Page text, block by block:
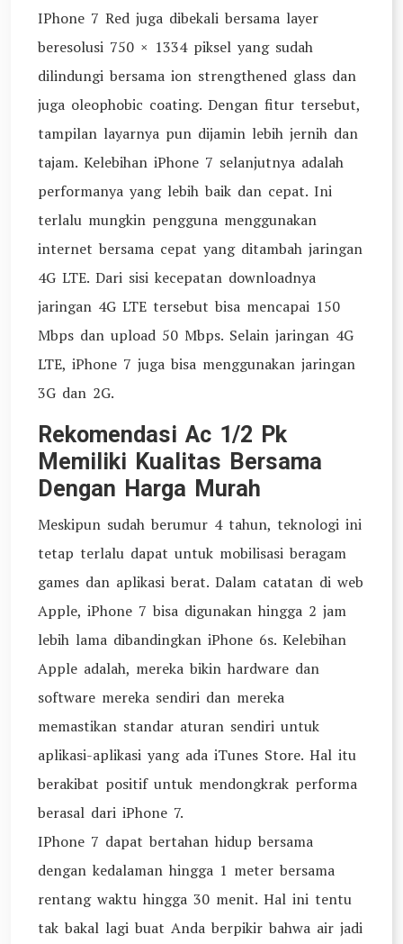
IPhone 7 Red juga dibekali bersama layer
beresolusi 750 × 1334 piksel yang sudah
dilindungi bersama ion strengthened glass dan
juga oleophobic coating. Dengan fitur tersebut,
tampilan layarnya pun dijamin lebih jernih dan
tajam. Kelebihan iPhone 7 selanjutnya adalah
performanya yang lebih baik dan cepat. Ini
terlalu mungkin pengguna menggunakan
internet bersama cepat yang ditambah jaringan
4G LTE. Dari sisi kecepatan downloadnya
jaringan 4G LTE tersebut bisa mencapai 150
Mbps dan upload 50 Mbps. Selain jaringan 4G
LTE, iPhone 7 juga bisa menggunakan jaringan
3G dan 2G.
Rekomendasi Ac 1/2 Pk
Memiliki Kualitas Bersama
Dengan Harga Murah
Meskipun sudah berumur 4 tahun, teknologi ini
tetap terlalu dapat untuk mobilisasi beragam
games dan aplikasi berat. Dalam catatan di web
Apple, iPhone 7 bisa digunakan hingga 2 jam
lebih lama dibandingkan iPhone 6s. Kelebihan
Apple adalah, mereka bikin hardware dan
software mereka sendiri dan mereka
memastikan standar aturan sendiri untuk
aplikasi-aplikasi yang ada iTunes Store. Hal itu
berakibat positif untuk mendongkrak performa
berasal dari iPhone 7.
IPhone 7 dapat bertahan hidup bersama
dengan kedalaman hingga 1 meter bersama
rentang waktu hingga 30 menit. Hal ini tentu
tak bakal lagi buat Anda berpikir bahwa air jadi